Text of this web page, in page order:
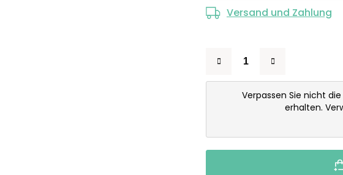
Versand und Zahlung
Verpassen Sie nicht
erhalten.